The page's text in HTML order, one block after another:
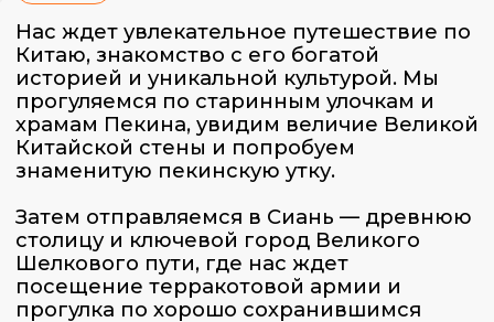
столицу и ключевой город Великого
Шелкового пути, где нас ждет
посещение терракотовой армии и
прогулка по хорошо сохранившимся
городским стенам Сианя.
5-11 июля
8-14 ноября
Забронировать
Скидка!